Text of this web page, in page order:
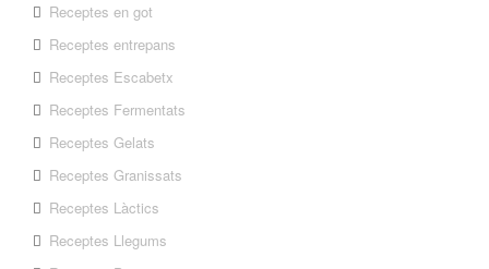
Receptes en got
Receptes entrepans
Receptes Escabetx
Receptes Fermentats
Receptes Gelats
Receptes Granissats
Receptes Làctics
Receptes Llegums